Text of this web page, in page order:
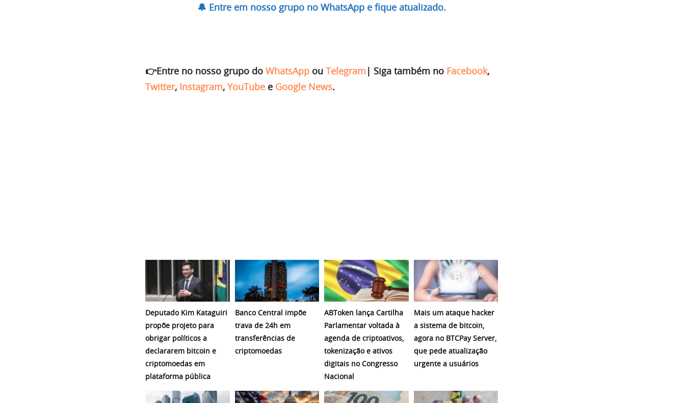
🔔 Entre em nosso grupo no WhatsApp e fique atualizado.
👉Entre no nosso grupo do WhatsApp ou Telegram | Siga também no Facebook,
Twitter, Instagram, YouTube e Google News.
Deputado Kim Kataguiri
propõe projeto para
obrigar políticos a
declararem bitcoin e
criptomoedas em
plataforma pública
Banco Central impõe
trava de 24h em
transferências de
criptomoedas
ABToken lança Cartilha
Parlamentar voltada à
agenda de criptoativos,
tokenização e ativos
digitais no Congresso
Nacional
Mais um ataque hacker
a sistema de bitcoin,
agora no BTCPay Server,
que pede atualização
urgente a usuários